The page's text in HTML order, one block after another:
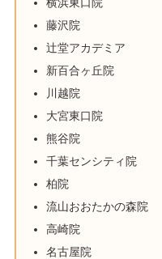
藤沢院
辻堂アカデミア
新百合ヶ丘院
川越院
大宮東口院
熊谷院
千葉センシティ院
柏院
流山おおたかの森院
高崎院
名古屋院